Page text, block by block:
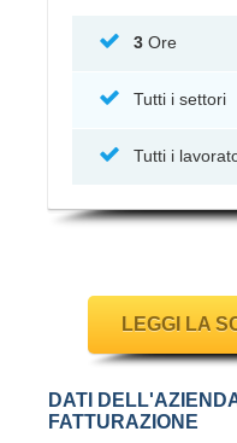
3 Ore
Tutti i settori
Tutti i
LEGGI LA
DATI
FATTURAZIONE